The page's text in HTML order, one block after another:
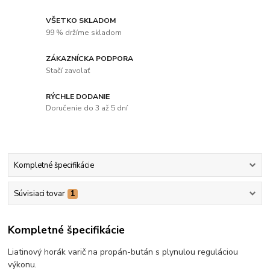
VŠETKO SKLADOM
99 % držíme skladom
ZÁKAZNÍCKA PODPORA
Stačí zavolať
RÝCHLE DODANIE
Doručenie do 3 až 5 dní
Kompletné špecifikácie
Súvisiaci tovar 1
Kompletné špecifikácie
Liatinový horák varič na propán-bután s plynulou reguláciou
výkonu.